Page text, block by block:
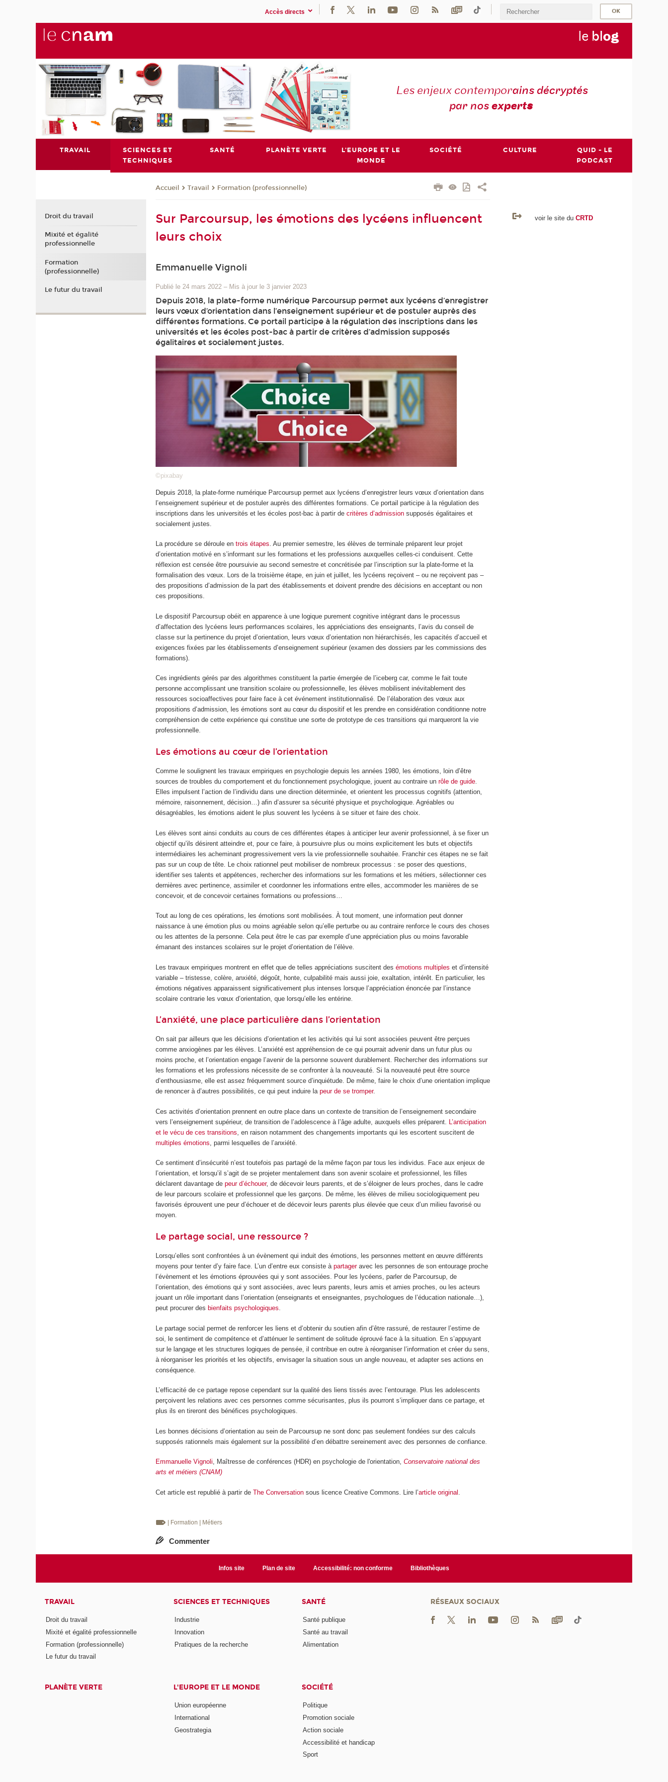
Accès directs
le blog
Les enjeux contemporains décryptés
par nosexperts
TRAVAIL
SCIENCES ET
TECHNIQUES
SANTÉ PLANÈTE VERTE
L'EUROPE ET LE
MONDE
SOCIÉTÉ CULTURE
QUID - LE
PODCAST
Accueil Travail Formation (professionnelle)
Sur Parcoursup, les émotions des lycéens influencent
leurs choix
Emmanuelle Vignoli
Publié le 24 mars 2022 – Mis à jour le 3 janvier 2023
Depuis 2018, la plate-forme numérique Parcoursup permet aux lycéens d’enregistrer
leurs vœux d’orientation dans l’enseignement supérieur et de postuler auprès des
différentes formations. Ce portail participe à la régulation des inscriptions dans les
universités et les écoles post-bac à partir de critères d’admission supposés
égalitaires et socialement justes.
©pixabay
Depuis 2018, la plate-forme numérique Parcoursup permet aux lycéens d’enregistrer leurs vœux d’orientation dans
l’enseignement supérieur et de postuler auprès des différentes formations. Ce portail participe à la régulation des
inscriptions dans les universités et les écoles post-bac à partir decritères d’admission supposés égalitaires et
socialement justes.
La procédure se déroule entrois étapes. Au premier semestre, les élèves de terminale préparent leur projet
d’orientation motivé en s’informant sur les formations et les professions auxquelles celles-ci conduisent. Cette
réflexion est censée être poursuivie au second semestre et concrétisée par l’inscription sur la plate-forme et la
formalisation des vœux. Lors de la troisième étape, en juin et juillet, les lycéens reçoivent – ou ne reçoivent pas –
des propositions d’admission de la part des établissements et doivent prendre des décisions en acceptant ou non
ces propositions.
Le dispositif Parcoursup obéit en apparence à une logique purement cognitive intégrant dans le processus
d’affectation des lycéens leurs performances scolaires, les appréciations des enseignants, l’avis du conseil de
classe sur la pertinence du projet d’orientation, leurs vœux d’orientation non hiérarchisés, les capacités d’accueil et
exigences fixées par les établissements d’enseignement supérieur (examen des dossiers par les commissions des
formations).
Ces ingrédients gérés par des algorithmes constituent la partie émergée de l’iceberg car, comme le fait toute
personne accomplissant une transition scolaire ou professionnelle, les élèves mobilisent inévitablement des
ressources socioaffectives pour faire face à cet événement institutionnalisé. De l’élaboration des vœux aux
propositions d’admission, les émotions sont au cœur du dispositif et les prendre en considération conditionne notre
compréhension de cette expérience qui constitue une sorte de prototype de ces transitions qui marqueront la vie
professionnelle.
Les émotions au cœur de l’orientation
Comme le soulignent les travaux empiriques en psychologie depuis les années 1980, les émotions, loin d’être
sources de troubles du comportement et du fonctionnement psychologique, jouent au contraire unrôle de guide.
Elles impulsent l’action de l’individu dans une direction déterminée, et orientent les processus cognitifs (attention,
mémoire, raisonnement, décision…) afin d’assurer sa sécurité physique et psychologique. Agréables ou
désagréables, les émotions aident le plus souvent les lycéens à se situer et faire des choix.
Les élèves sont ainsi conduits au cours de ces différentes étapes à anticiper leur avenir professionnel, à se fixer un
objectif qu’ils désirent atteindre et, pour ce faire, à poursuivre plus ou moins explicitement les buts et objectifs
intermédiaires les acheminant progressivement vers la vie professionnelle souhaitée. Franchir ces étapes ne se fait
pas sur un coup de tête. Le choix rationnel peut mobiliser de nombreux processus : se poser des questions,
identifier ses talents et appétences, rechercher des informations sur les formations et les métiers, sélectionner ces
dernières avec pertinence, assimiler et coordonner les informations entre elles, accommoder les manières de se
concevoir, et de concevoir certaines formations ou professions…
Tout au long de ces opérations, les émotions sont mobilisées. À tout moment, une information peut donner
naissance à une émotion plus ou moins agréable selon qu’elle perturbe ou au contraire renforce le cours des choses
ou les attentes de la personne. Cela peut être le cas par exemple d’une appréciation plus ou moins favorable
émanant des instances scolaires sur le projet d’orientation de l’élève.
Les travaux empiriques montrent en effet que de telles appréciations suscitent desémotions multiples et d’intensité
variable – tristesse, colère, anxiété, dégoût, honte, culpabilité mais aussi joie, exaltation, intérêt. En particulier, les
émotions négatives apparaissent significativement plus intenses lorsque l’appréciation énoncée par l’instance
scolaire contrarie les vœux d’orientation, que lorsqu’elle les entérine.
L’anxiété, une place particulière dans l’orientation
On sait par ailleurs que les décisions d’orientation et les activités qui lui sont associées peuvent être perçues
comme anxiogènes par les élèves. L’anxiété est appréhension de ce qui pourrait advenir dans un futur plus ou
moins proche, et l’orientation engage l’avenir de la personne souvent durablement. Rechercher des informations sur
les formations et les professions nécessite de se confronter à la nouveauté. Si la nouveauté peut être source
d’enthousiasme, elle est assez fréquemment source d’inquiétude. De même, faire le choix d’une orientation implique
de renoncer à d’autres possibilités, ce qui peut induire lapeur de se tromper.
Ces activités d’orientation prennent en outre place dans un contexte de transition de l’enseignement secondaire
vers l’enseignement supérieur, de transition de l’adolescence à l’âge adulte, auxquels elles préparent.
L’anticipation
et le vécu de ces transitions , en raison notamment des changements importants qui les escortent suscitent de
multiples émotions , parmi lesquelles de l’anxiété.
Ce sentiment d’insécurité n’est toutefois pas partagé de la même façon par tous les individus. Face aux enjeux de
l’orientation, et lorsqu’il s’agit de se projeter mentalement dans son avenir scolaire et professionnel, les filles
déclarent davantage depeur d’échouer, de décevoir leurs parents, et de s’éloigner de leurs proches, dans le cadre
de leur parcours scolaire et professionnel que les garçons. De même, les élèves de milieu sociologiquement peu
favorisés éprouvent une peur d’échouer et de décevoir leurs parents plus élevée que ceux d’un milieu favorisé ou
moyen.
Le partage social, une ressource ?
Lorsqu’elles sont confrontées à un évènement qui induit des émotions, les personnes mettent en œuvre différents
moyens pour tenter d’y faire face. L’un d’entre eux consiste àpartageravec les personnes de son entourage proche
l’évènement et les émotions éprouvées qui y sont associées. Pour les lycéens, parler de Parcoursup, de
l’orientation, des émotions qui y sont associées, avec leurs parents, leurs amis et amies proches, ou les acteurs
jouant un rôle important dans l’orientation (enseignants et enseignantes, psychologues de l’éducation nationale…),
peut procurer des bienfaits psychologiques.
Le partage social permet de renforcer les liens et d’obtenir du soutien afin d’être rassuré, de restaurer l’estime de
soi, le sentiment de compétence et d’atténuer le sentiment de solitude éprouvé face à la situation. En s’appuyant
sur le langage et les structures logiques de pensée, il contribue en outre à réorganiser l’information et créer du sens,
à réorganiser les priorités et les objectifs, envisager la situation sous un angle nouveau, et adapter ses actions en
conséquence.
L’efficacité de ce partage repose cependant sur la qualité des liens tissés avec l’entourage. Plus les adolescents
perçoivent les relations avec ces personnes comme sécurisantes, plus ils pourront s’impliquer dans ce partage, et
plus ils en tireront des bénéfices psychologiques.
Les bonnes décisions d’orientation au sein de Parcoursup ne sont donc pas seulement fondées sur des calculs
supposés rationnels mais également sur la possibilité d’en débattre sereinement avec des personnes de confiance.
Emmanuelle Vignoli, Maîtresse de conférences (HDR) en psychologie de l'orientation,Conservatoire national des
arts et métiers (CNAM)
Cet article est republié à partir deThe Conversation sous licence Creative Commons. Lire l’article original
| Formation | Métiers
Commenter
voir le site du CRTD
Droit du travail
Mixité et égalité
professionnelle
Formation
(professionnelle)
Le futur du travail
Infos site Plan de site Accessibilité: non conforme Bibliothèques
TRAVAIL
Droit du travail
Mixité et égalité professionnelle
Formation (professionnelle)
Le futur du travail
SCIENCES ET TECHNIQUES
Industrie
Innovation
Pratiques de la recherche
SANTÉ
Santé publique
Santé au travail
Alimentation
PLANÈTE VERTE L'EUROPE ET LE MONDE
Union européenne
International
Geostrategia
SOCIÉTÉ
Politique
Promotion sociale
Action sociale
Accessibilité et handicap
Sport
RÉSEAUX SOCIAUX